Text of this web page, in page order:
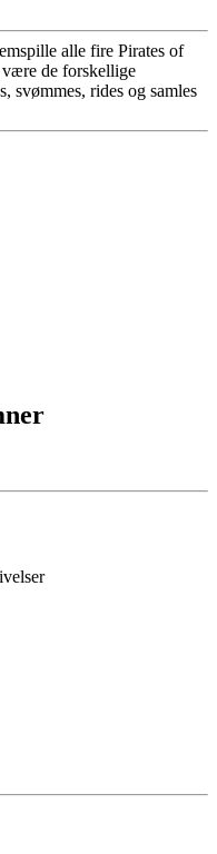
alle fire Pirates of
de forskellige
svømmes, rides og samles